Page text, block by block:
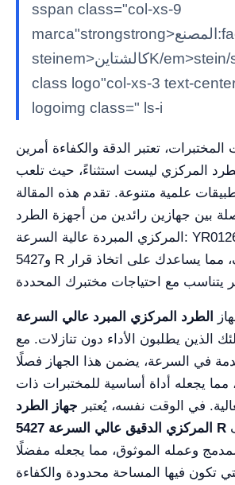
sspan class="col-xs-9
marca"strongstrong>المصنع:fact/strong>
steinem>كالشتاينK/em>stein/span> ddiv
class logo"col-xs-3 text-
logoimg class=" ls-i
تعتبر الدقة والكفاءة أمرين
المركزي ليست استثناءً، حيث تلعب
علمية متنوعة. تقدم هذه المقالة
بين جهازين رائدين من أجهزة الطرد
و5427 R من إيبندورف، مما يساعدك على اتخاذ قرار
الذين يطلبون الأداء دون تنازلات. مع
في السرعة، يضمن هذا الجهاز فصلًا
مما يجعله أداة أساسية للمختبرات ذات
في الوقت نفسه، يُعتبر جهاز الطرد
المركزي الدقيق عالي السرعة 5427 R
وعمله الموثوق، مما يجعله مفضلًا
تكون فيها المساحة محدودة والكفاءة